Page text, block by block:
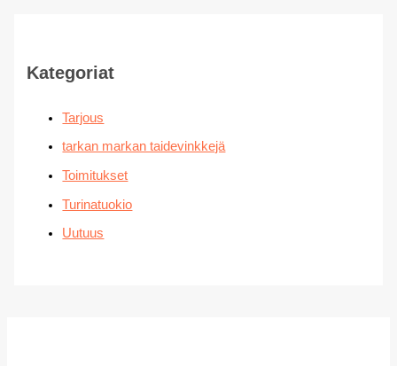
Kategoriat
Tarjous
tarkan markan taidevinkkejä
Toimitukset
Turinatuokio
Uutuus